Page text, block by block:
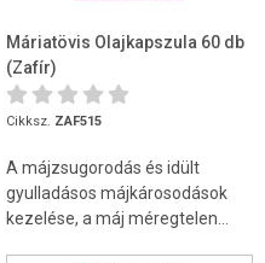
Máriatövis Olajkapszula 60 db
(Zafír)
Cikksz. ZAF515
A májzsugorodás és idült
gyulladásos májkárosodások
kezelése, a máj méregtelen...